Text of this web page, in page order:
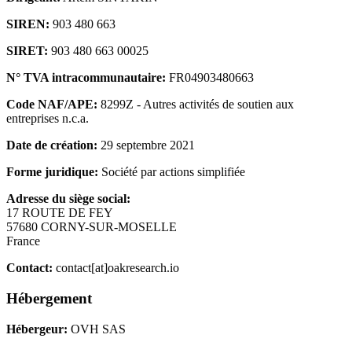
SIREN: 903 480 663
SIRET: 903 480 663 00025
N° TVA intracommunautaire: FR04903480663
Code NAF/APE: 8299Z - Autres activités de soutien aux
entreprises n.c.a.
Date de création: 29 septembre 2021
Forme juridique: Société par actions simplifiée
Adresse du siège social:
17 ROUTE DE FEY
57680 CORNY-SUR-MOSELLE
France
Contact: contact[at]oakresearch.io
Hébergement
Hébergeur: OVH SAS